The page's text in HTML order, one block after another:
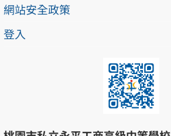
網站安全政策
登入